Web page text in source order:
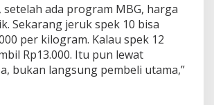
setelah ada program MBG, harga
Sekarang jeruk spek 10 bisa
per kilogram. Kalau spek 12
Rp13.000. Itu pun lewat
bukan langsung pembeli utama,”